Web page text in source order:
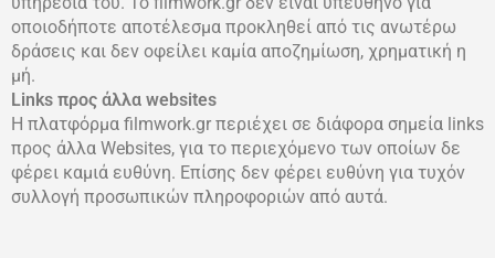
οποιοδήποτε αποτέλεσμα προκληθεί από τις ανωτέρω
δράσεις και δεν οφείλει καμία αποζημίωση, χρηματική η
μή.
Links προς άλλα websites
Η πλατφόρμα filmwork.gr περιέχει σε διάφορα σημεία links
προς άλλα Websites, για το περιεχόμενο των οποίων δε
φέρει καμιά ευθύνη. Επίσης δεν φέρει ευθύνη για τυχόν
συλλογή προσωπικών πληροφοριών από αυτά.